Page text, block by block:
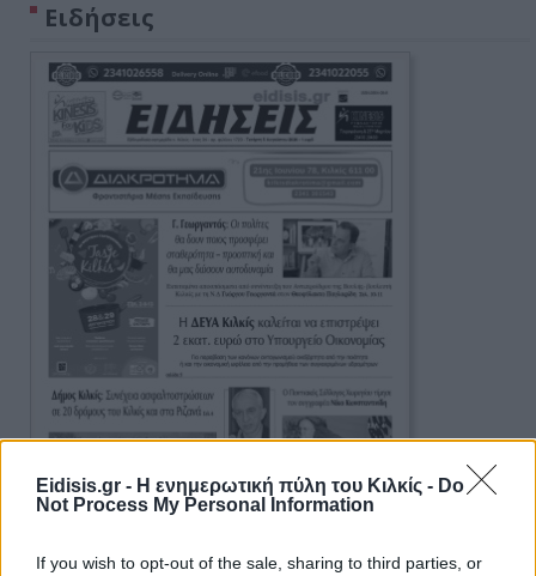
Eidisis.gr - Η ενημερωτική πύλη του Κιλκίς - Do
Not Process My Personal Information
If you wish to opt-out of the sale, sharing to third parties, or
Ειδήσεις